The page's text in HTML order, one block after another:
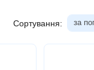
Сортування: за